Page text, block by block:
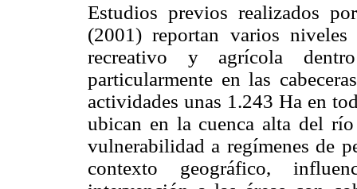
Estudios previos realizados
(2001) reportan varios
recreativo y agrícola
particularmente en las
actividades unas 1.243 Ha en
ubican en la cuenca alta del
vulnerabilidad a regímenes de
contexto geográfico,